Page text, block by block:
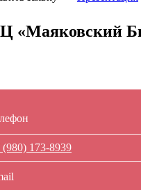
«Маяковский
(980) 173-8939